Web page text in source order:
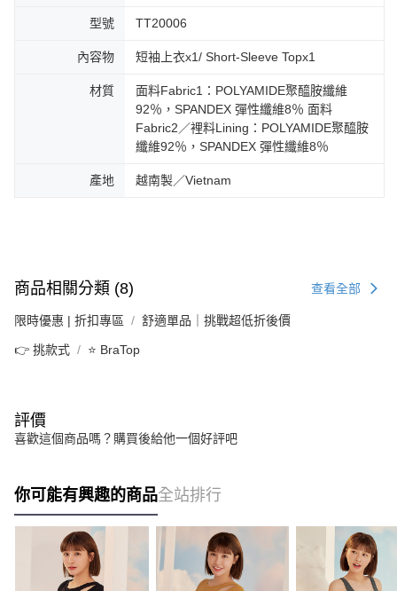
型號 TT20006
內容物 短袖上衣x1/ Short-Sleeve Topx1
材質
面料Fabric1：POLYAMIDE聚醯胺纖維
92％，SPANDEX 彈性纖維8％ 面料
Fabric2／裡料Lining：POLYAMIDE聚醯胺
纖維92％，SPANDEX 彈性纖維8％
產地 越南製／Vietnam
商品相關分類 (8) 查看全部
限時優惠 | 折扣專區 舒適單品｜挑戰超低折後價
👉 挑款式 ⭐ BraTop
評價
喜歡這個商品嗎？購買後給他一個好評吧
你可能有興趣的商品全站排行